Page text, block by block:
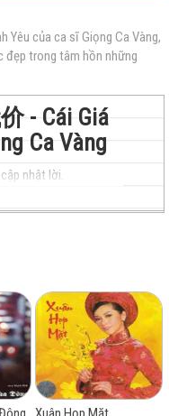
Yêu của ca sĩ Giọng Ca Vàng,
đẹp trong tâm hồn những
- Cái Giá
Ca Vàng
nhật lời.